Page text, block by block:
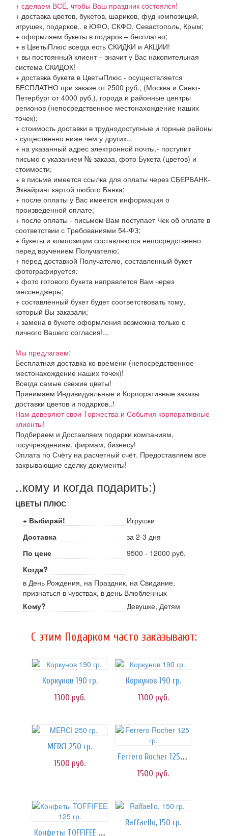
+ сделаем ВСЁ, чтобы Ваш праздник состоялся!
+ доставка цветов, букетов, шариков, фуд композиций,
игрушек, подарков.. в ЮФО, СКФО, Севастополь, Крым;
+ оформляем букеты в подарок – бесплатно;
+ в ЦветыПлюс всегда есть СКИДКИ и АКЦИИ!
+ вы постоянный клиент – значит у Вас накопительная
система СКИДОК!
+ доставка букета в ЦветыПлюс - осуществляется
БЕСПЛАТНО при заказе от 2500 руб., (Москва и Санкт-
Петербург от 4000 руб.), города и районные центры
регионов (непосредственное местонахождение наших
точек);
+ стоимость доставки в труднодоступные и горные районы
- существенно ниже чем у других...
+ на указанный адрес электронной почты,- поступит
письмо с указанием № заказа, фото Букета (цветов) и
стоимости;
+ в письме имеется ссылка для оплаты через СБЕРБАНК-
Эквайринг картой любого Банка;
+ после оплаты у Вас имеется информация о
произведенной оплате;
+ после оплаты - письмом Вам поступает Чек об оплате в
соответствии с Требованиями 54-ФЗ;
+ букеты и композиции составляются непосредственно
перед вручением Получателю;
+ перед доставкой Получателю, составленный букет
фотографируется;
+ фото готового букета направлется Вам через
мессенджеры;
+ составленный букет будет соответствовать тому,
который Вы заказали;
+ замена в букете оформления возможна только с
личного Вашего согласия!...
Мы предлагаем:
Бесплатная доставка ко времени (непосредственное
местонахождение наших точек)!
Всегда самые свежие цветы!
Принимаем Индивидуальные и Корпоративные заказы
доставки цветов и подарков..!
Нам доверяют свои Торжества и События корпоративные
клиенты!
Подбираем и Доставляем подарки компаниям,
госучреждениям, фирмам, бизнесу!
Оплата по Счёту на расчетный счёт. Предоставляем все
закрывающие сделку документы!
..кому и когда подарить:)
ЦВЕТЫ ПЛЮС
+ Выбирай!
Игрушки
Доставка
за 2-3 дня
По цене
9500 - 12000 руб.
Когда?
в День Рождения, на Праздник, на Свидание,
признаться в чувствах, в день Влюбленных
Кому?
Девушке, Детям
C этим Подарком часто заказывают:
Коркунов 190 гр.
1300 руб.
Коркунов 190 гр.
1300 руб.
MERCI 250 гр.
1500 руб.
Ferrero Rocher 125 гр.
1500 руб.
Конфеты TOFFIFEE 125 гр.
Raffaello, 150 гр.